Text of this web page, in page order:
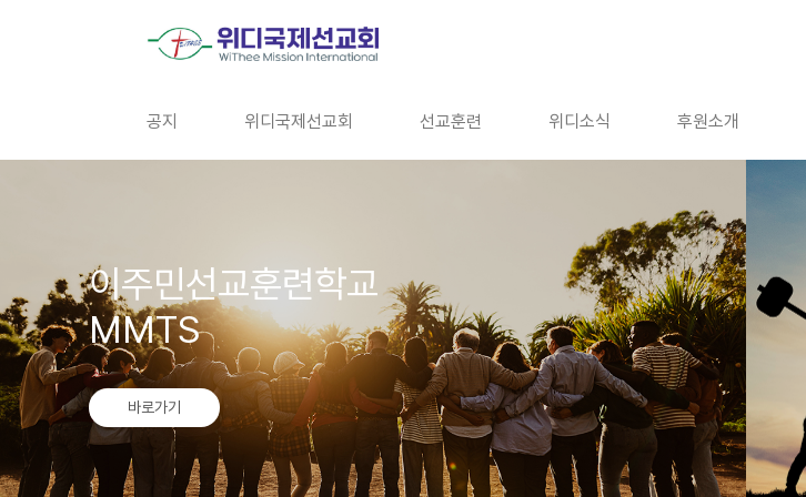
공지 위디국제선교회 선교훈련 위디소식 후원소개
이주민선교훈련학교
MMTS
바로가기